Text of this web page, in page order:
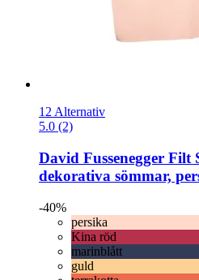
12 Alternativ
5.0 (2)
David Fussenegger Filt
dekorativa sömmar,
-40%
persika
Kina röd
marinblått
guld